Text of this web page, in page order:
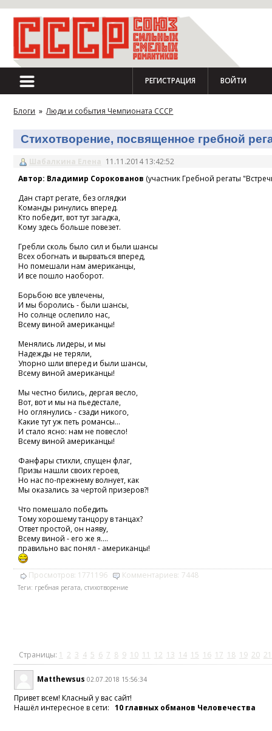
РЕГИСТРАЦИЯ ВОЙТИ
Блоги » Люди и события Чемпионата СССР
Стихотворение, посвященное гребной
Шабалкина Елена 11.11.2014 13:42:52
Автор: Владимир Сорокованов (участник Гребной регаты
Дан старт регате, без оглядки
Команды ринулись вперед.
Кто победит, вот тут загадка,
Кому здесь больше повезет.
Гребли сколь было сил и были шансы
Всех обогнать и вырваться вперед,
Но помешали нам американцы,
И все пошло наоборот.
Борьбою все увлечены,
И мы боролись - были шансы,
Но солнце ослепило нас,
Всему виной американцы!
Менялись лидеры, и мы
Надежды не теряли,
Упорно шли вперед и были шансы,
Всему виной американцы!
Мы честно бились, дергая весло,
Вот, вот и мы на пьедестале,
Но оглянулись - сзади никого,
Какие тут уж петь романсы...
И стало ясно: нам не повесло!
Всему виной американцы!
Фанфары стихли, спущен флаг,
Призы нашли своих героев,
Но нас по-прежнему волнует, как
Мы оказались за чертой призеров?!
Что помешало победить
Тому хорошему танцору в танцах?
Ответ простой, он наяву,
Всему виной - его же я....
правильно вас понял - американцы!
Просмотров: 1771196 Комментариев: 7448
Теги: гребная регата, стихотворение
Страницы: 1 2 3 4 5 6 7 8 9 10 11 12 13 14 15 16 17 18 19 20 21
Matthewsus 02.07.2018 15:56:34
Привет всем! Класный у вас сайт!
Нашёл интересное в сети: 10 главных обманов Человечества